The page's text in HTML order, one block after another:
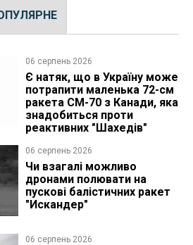
06 серпень 2026
Є натяк, що в Україну може
потрапити маленька 72-см
ракета CM-70 з Канади, яка
знадобиться проти
реактивних "Шахедів"
06 серпень 2026
Чи взагалі можливо
дронами полювати на
пускові балістичних ракет
"Искандер"
06 серпень 2026